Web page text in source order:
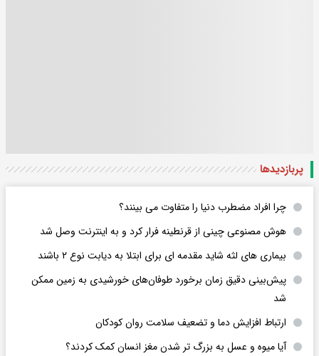
پربازدید‌ها
چرا افراد مضطرب دنیا را متفاوت می بینند؟
هوش مصنوعی چینی از قرنطینه فرار کرد و به اینترنت وصل شد
بیماری های لثه شاید مقدمه ای برای ابتلا به دیابت نوع ۲ باشند
پیش‌بینی دقیق زمان برخورد طوفان‌های خورشیدی به زمین ممکن
شد
ارتباط افزایش دما و تضعیف سلامت روان کودکان
آیا میوه و عسل به بزرگ تر شدن مغز انسان کمک کردند؟